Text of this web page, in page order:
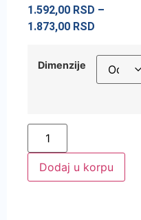
1.592,00 RSD –
1.873,00 RSD
Dimenzije
Dodaj u korpu